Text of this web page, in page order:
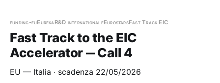
funding-euEurekaR&D internazionaleEurostarsFast Track EIC
Fast Track to the EIC
Accelerator ‒ Call 4
EU — Italia · scadenza 22/05/2026